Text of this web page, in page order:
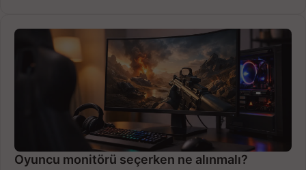
Oyuncu monitörü seçerken ne alınmalı?